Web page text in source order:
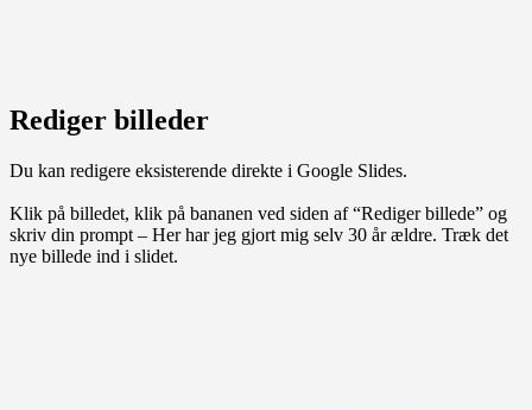
Rediger billeder
Du kan redigere eksisterende direkte i Google Slides.
Klik på billedet, klik på bananen ved siden af “Rediger billede” og
skriv din prompt – Her har jeg gjort mig selv 30 år ældre. Træk det
nye billede ind i slidet.